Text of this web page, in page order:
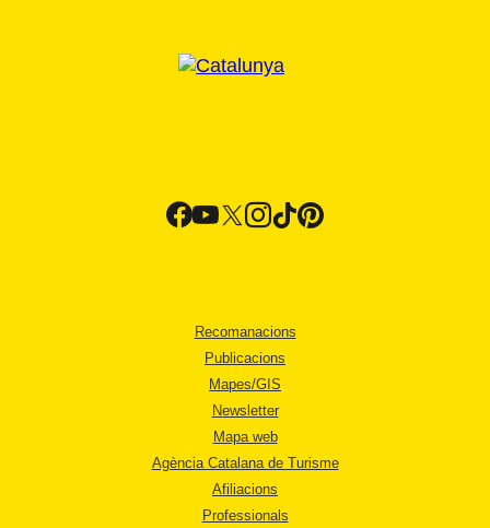
Recomanacions
Publicacions
Mapes/GIS
Newsletter
Mapa web
Agència Catalana de Turisme
Afiliacions
Professionals